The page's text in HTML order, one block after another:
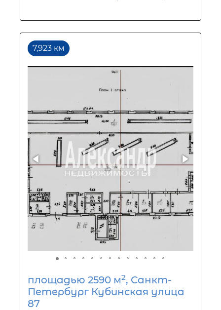
7,923 км
площадью 2590 м2, Санкт-
Петербург Кубинская улица
87